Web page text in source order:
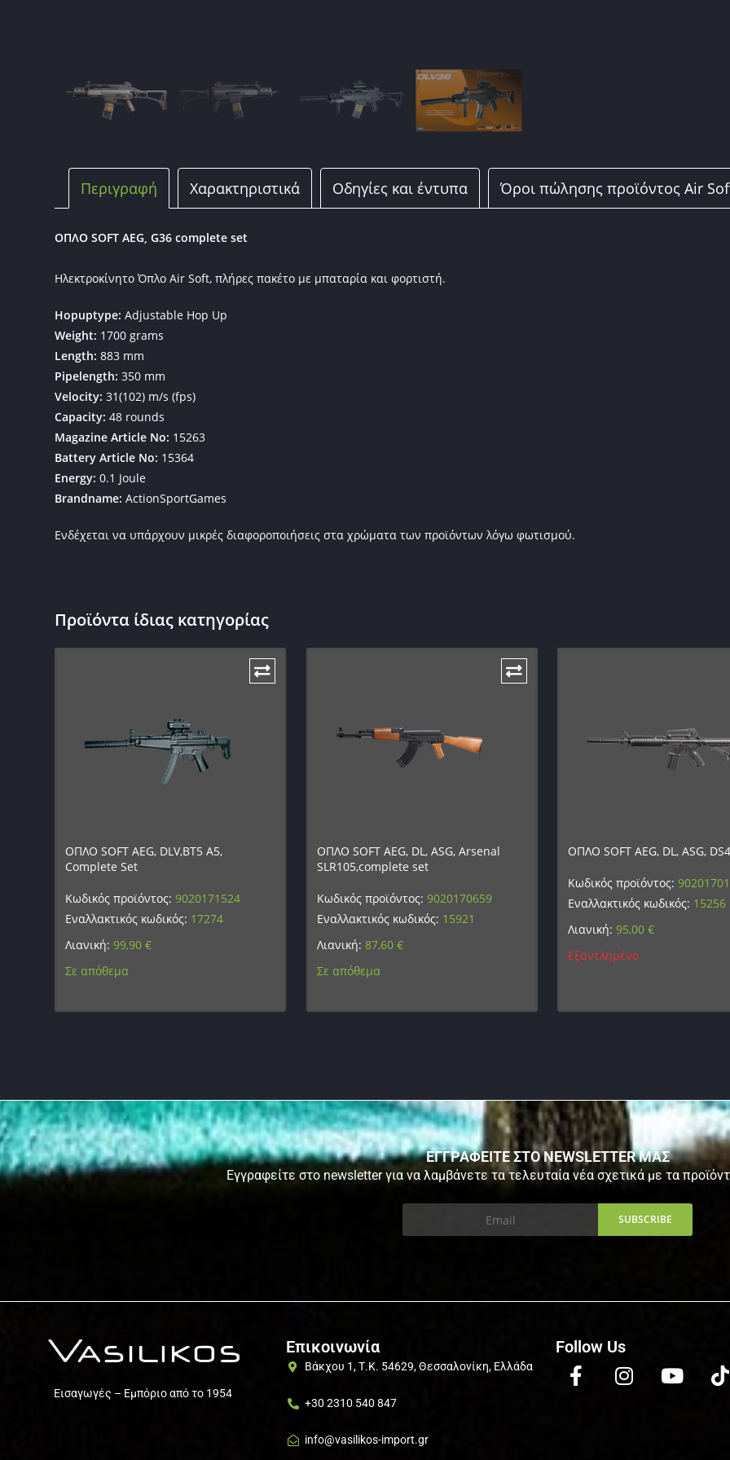
Περιγραφή Χαρακτηριστικά Οδηγίες και έντυπα Όροι πώλησης προϊόντος Air
ΟΠΛΟ SOFT AEG, G36 complete set
Ηλεκτροκίνητο Όπλο Air Soft, πλήρες πακέτο με μπαταρία και φορτιστή.
Hopuptype: Adjustable Hop Up
Weight: 1700 grams
Length: 883 mm
Pipelength: 350 mm
Velocity: 31(102) m/s (fps)
Capacity: 48 rounds
Magazine Article No: 15263
Battery Article No: 15364
Energy: 0.1 Joule
Brandname: ActionSportGames
Ενδέχεται να υπάρχουν μικρές διαφοροποιήσεις στα χρώματα των προϊόντων λόγω φωτισμού.
Προϊόντα ίδιας κατηγορίας
ΟΠΛΟ SOFT AEG, DLV,BT5 A5,
Complete Set
Κωδικός προϊόντος:9020171524
Εναλλακτικός κωδικός: 17274
Λιανική:99,90€
Σε απόθεμα
ΟΠΛΟ SOFT AEG, DL, ASG, Arsenal
SLR105,complete set
Κωδικός προϊόντος: 9020170659
Εναλλακτικός κωδικός: 15921
Λιανική: 87,60 €
Σε απόθεμα
ΟΠΛΟ SOFT AEG, DL, ASG,
Κωδικός προϊόντος:
Εναλλακτικός κωδικός: 15256
Λιανική:95,00€
Εξαντλημένο
ΕΓΓΡΑΦΕΙΤΕ ΣΤΟ NEWSLETTER ΜΑΣ
Εγγραφείτε στο newsletter για να λαμβάνετε τα τελευταία νέα σχετικά με τα
Εισαγωγές – Εμπόριο από το 1954
Επικοινωνία
Βάκχου 1, Τ.Κ. 54629, Θεσσαλονίκη, Ελλάδα
+30 2310 540 847
info@vasilikos-import.gr
Follow Us